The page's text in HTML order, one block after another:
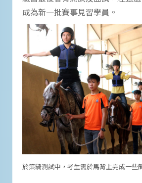
成為新一批賽事見習學員。
於策騎測試中，考生需於馬背上完成一些